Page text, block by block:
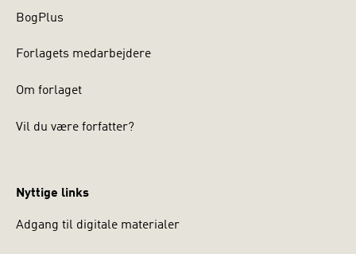
BogPlus
Forlagets medarbejdere
Om forlaget
Vil du være forfatter?
Nyttige links
Adgang til digitale materialer